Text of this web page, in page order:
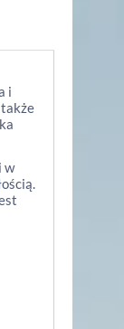
i
w